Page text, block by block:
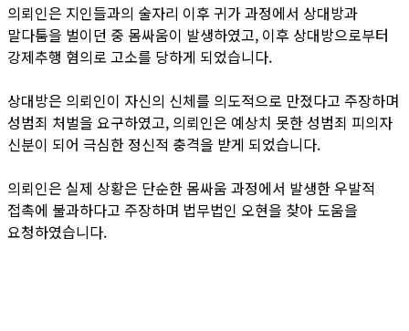
의뢰인은 지인들과의 술자리 이후 귀가 과정에서 상대방과
말다툼을 벌이던 중 몸싸움이 발생하였고, 이후 상대방으로부터
강제추행 혐의로 고소를 당하게 되었습니다.
상대방은 의뢰인이 자신의 신체를 의도적으로 만졌다고 주장하며
성범죄 처벌을 요구하였고, 의뢰인은 예상치 못한 성범죄 피의자
신분이 되어 극심한 정신적 충격을 받게 되었습니다.
의뢰인은 실제 상황은 단순한 몸싸움 과정에서 발생한 우발적
접촉에 불과하다고 주장하며 법무법인 오현을 찾아 도움을
요청하였습니다.